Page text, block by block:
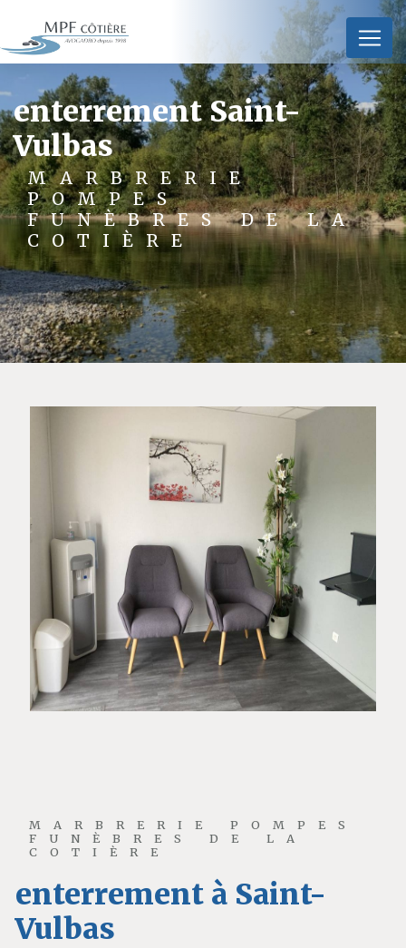
enterrement Saint-
Vulbas
MARBRERIE
POMPES
FUNÈBRES DE LA
COTIÈRE
MARBRERIE POMPES
FUNÈBRES DE LA
COTIÈRE
enterrement à Saint-
Vulbas